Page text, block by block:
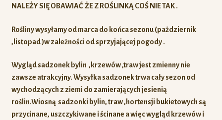
NALEŻY SIĘ OBAWIAĆ ŻE Z ROŚLINKĄ COŚ NIE TAK .
Rośliny wysyłamy od marca do końca sezonu (pażdziernik
,listopad )w zależności od sprzyjającej pogody .
Wygląd sadzonek bylin ,krzewów ,traw jest zmienny nie
zawsze atrakcyjny. Wysyłka sadzonek trwa cały sezon od
wychodzących z ziemi do zamierających jesienią
roślin.Wiosną sadzonki bylin, traw ,hortensji bukietowych są
przycinane, uszczykiwane i ścinane a więcwygląd krzewów i